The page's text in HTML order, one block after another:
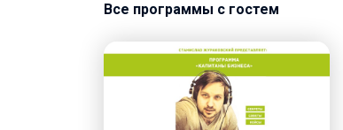
Все программы с гостем